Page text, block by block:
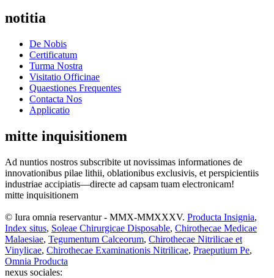
notitia
De Nobis
Certificatum
Turma Nostra
Visitatio Officinae
Quaestiones Frequentes
Contacta Nos
Applicatio
mitte inquisitionem
Ad nuntios nostros subscribite ut novissimas informationes de
innovationibus pilae lithii, oblationibus exclusivis, et perspicientiis
industriae accipiatis—directe ad capsam tuam electronicam!
mitte inquisitionem
© Iura omnia reservantur - MMX-MMXXXV. Producta Insignia,
Index situs, Soleae Chirurgicae Disposable, Chirothecae Medicae
Malaesiae, Tegumentum Calceorum, Chirothecae Nitrilicae et
Vinylicae, Chirothecae Examinationis Nitrilicae, Praeputium Pe,
Omnia Producta
nexus sociales: